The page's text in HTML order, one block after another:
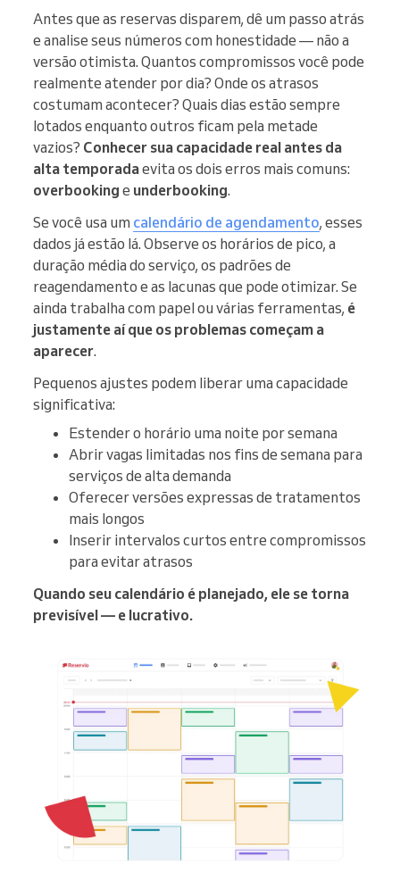
Antes que as reservas disparem, dê um passo atrás
e analise seus números com honestidade — não a
versão otimista. Quantos compromissos você pode
realmente atender por dia? Onde os atrasos
costumam acontecer? Quais dias estão sempre
lotados enquanto outros ficam pela metade
vazios? Conhecer sua capacidade real antes da
alta temporadaevita os dois erros mais comuns:
overbooking e underbooking.
Se você usa um calendário de agendamento, esses
dados já estão lá. Observe os horários de pico, a
duração média do serviço, os padrões de
reagendamento e as lacunas que pode otimizar. Se
ainda trabalha com papel ou várias ferramentas, é
justamente aí que os problemas começam a
aparecer.
Pequenos ajustes podem liberar uma capacidade
significativa:
Estender o horário uma noite por semana
Abrir vagas limitadas nos fins de semana para
serviços de alta demanda
Oferecer versões expressas de tratamentos
mais longos
Inserir intervalos curtos entre compromissos
para evitar atrasos
Quando seu calendário é planejado, ele se torna
previsível — e lucrativo.